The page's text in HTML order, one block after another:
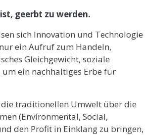
geerbt zu werden.
sich Innovation und Technologie
ein Aufruf zum Handeln,
Gleichgewicht, soziale
ein nachhaltiges Erbe für
traditionellen Umwelt über die
(Environmental, Social,
den Profit in Einklang zu bringen,